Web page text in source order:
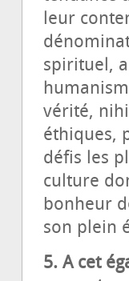
leur
spirituel,
vérité,
éthiques,
défis les
culture
bonheur
son plein
5. A cet